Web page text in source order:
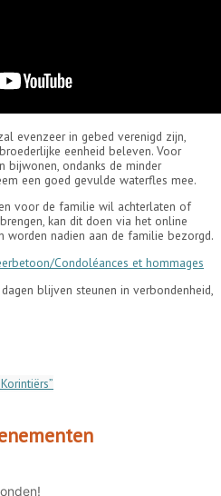
evenzeer in gebed verenigd zijn,
eenheid beleven. Voor
bijwonen, ondanks de minder
een goed gevulde waterfles mee.
voor de familie wil achterlaten of
kan dit doen via het online
worden nadien aan de familie bezorgd.
Condoléances et hommages
blijven steunen in verbondenheid,